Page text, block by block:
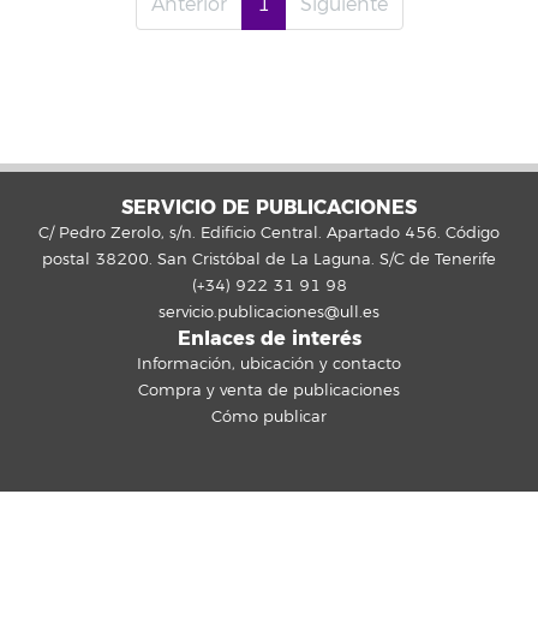
Anterior
1 Siguiente
SERVICIO DE PUBLICACIONES
C/ Pedro Zerolo, s/n. Edificio Central. Apartado 456. Código
postal 38200. San Cristóbal de La Laguna. S/C de Tenerife
(+34) 922 31 91 98
servicio.publicaciones@ull.es
Enlaces de interés
Información, ubicación y contacto
Compra y venta de publicaciones
Cómo publicar